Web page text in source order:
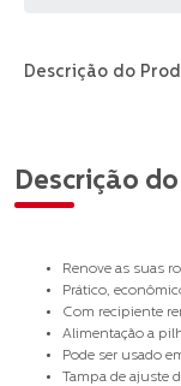
Descrição do
Descrição
Renove as suas
Prático,
Com recipiente
Alimentação a
Pode ser usado
Tampa de ajuste